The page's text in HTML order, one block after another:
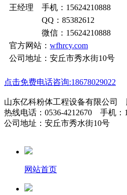
王经理 手机：15624210888
QQ：85382612
微信：15624210888
官方网站： wfhrcy.com
公司地址：安丘市秀水街10号
点击免费电话咨询:18678029022
山东亿科粉体工程设备有限公司
热线电话：0536-4212670 手机：
公司地址：安丘市秀水街10号
网站首页